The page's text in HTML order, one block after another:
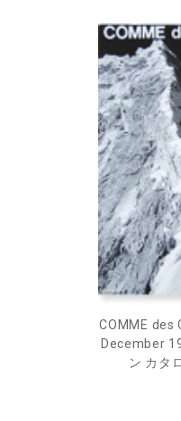
COMME des
December
ン カタ